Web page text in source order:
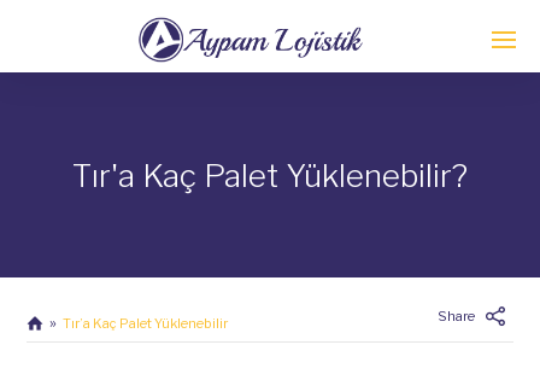
Tır'a Kaç Palet Yüklenebilir?
Tır’a Kaç Palet Yüklenebilir Share